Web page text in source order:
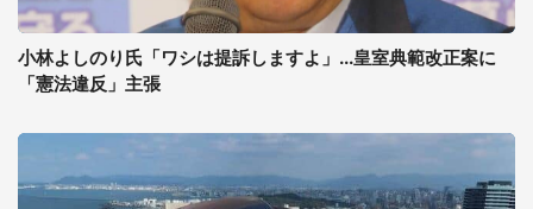
小林よしのり氏「ワシは提訴しますよ」...皇室典範改正案に
「憲法違反」主張